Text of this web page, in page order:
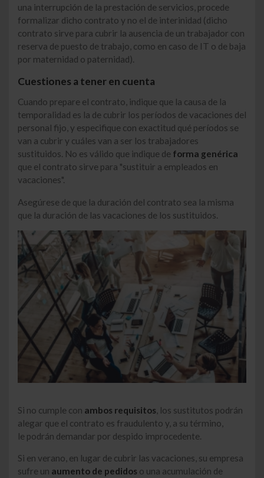
una interrupción de la prestación de servicios, procede
formalizar dicho contrato y no el de interinidad (dicho
contrato sirve para cubrir la ausencia de un trabajador con
reserva de puesto de trabajo, como en caso de IT o de baja
por maternidad o paternidad).
Cuestiones a tener en cuenta
Cuando prepare el contrato, indique que la causa de la
temporalidad es la de cubrir los períodos de vacaciones del
personal fijo, y especifique con exactitud qué períodos se
van a cubrir y cuáles van a ser los trabajadores
sustituidos. No es válido que indique de forma genérica
que el contrato sirve para "sustituir a empleados en
vacaciones".
Asegúrese de que la duración del contrato sea la misma
que la duración de las vacaciones de los sustituidos.
Si no cumple con ambos requisitos , los sustitutos podrán
alegar que el contrato es fraudulento y, a su término,
le podrán demandar por despido improcedente.
Si en verano, en lugar de cubrir las vacaciones, su empresa
sufre un aumento de pedidos o una acumulación de